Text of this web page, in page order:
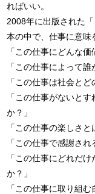
ればいい。
2008年に出版された
本の中で、仕事に意味
「この仕事にどんな価
「この仕事によって誰
「この仕事は社会と
「この仕事がないと
か？」
「この仕事の楽しさ
「この仕事で感謝さ
「この仕事にどれだ
か？」
「この仕事に取り組